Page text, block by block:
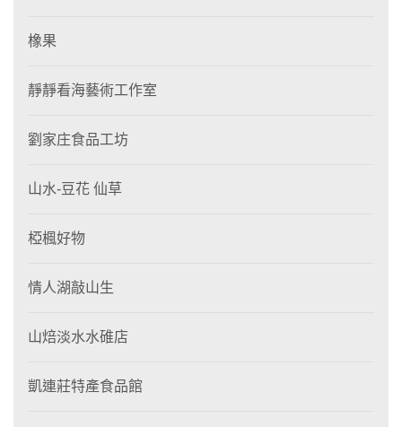
橡果
靜靜看海藝術工作室
劉家庄食品工坊
山水-豆花 仙草
椏楓好物
情人湖敲山生
山焙淡水水碓店
凱連莊特產食品館